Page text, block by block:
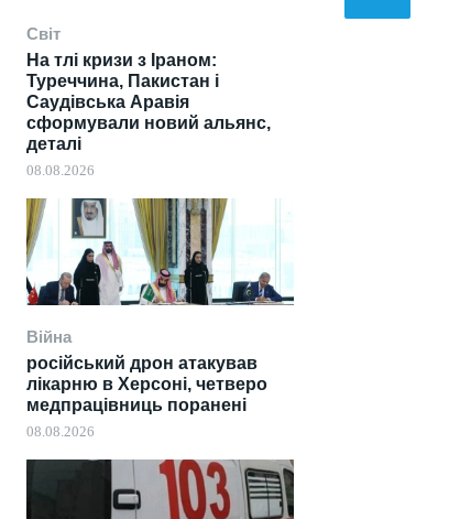
Світ
На тлі кризи з Іраном:
Туреччина, Пакистан і
Саудівська Аравія
сформували новий альянс,
деталі
08.08.2026
Війна
російський дрон атакував
лікарню в Херсоні, четверо
медпрацівниць поранені
08.08.2026